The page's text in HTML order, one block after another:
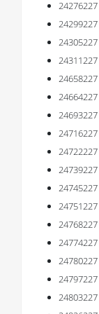
24276227
24299227
24305227
24311227
24658227
24664227
24693227
24716227
24722227
24739227
24745227
24751227
24768227
24774227
24780227
24797227
24803227